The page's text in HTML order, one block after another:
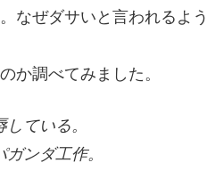
なぜダサいと言われるよ
か調べてみました。
ている。
ンダ工作。